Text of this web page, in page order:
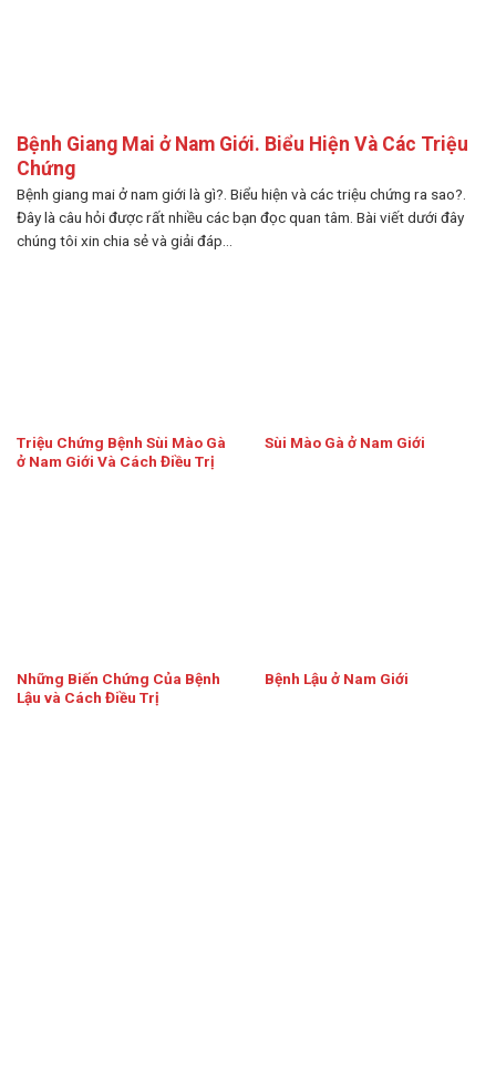
Bệnh Giang Mai ở Nam Giới. Biểu Hiện Và Các Triệu
Chứng
Bệnh giang mai ở nam giới là gì?. Biểu hiện và các triệu chứng ra sao?.
Đây là câu hỏi được rất nhiều các bạn đọc quan tâm. Bài viết dưới đây
chúng tôi xin chia sẻ và giải đáp...
Triệu Chứng Bệnh Sùi Mào Gà
ở Nam Giới Và Cách Điều Trị
Sùi Mào Gà ở Nam Giới
Những Biến Chứng Của Bệnh
Lậu và Cách Điều Trị
Bệnh Lậu ở Nam Giới